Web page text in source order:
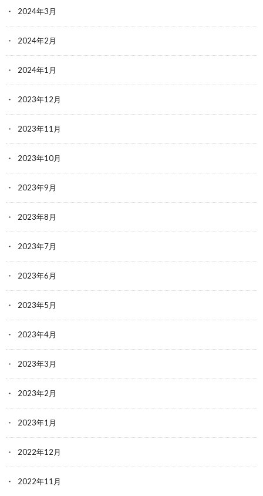
2024年3月
2024年2月
2024年1月
2023年12月
2023年11月
2023年10月
2023年9月
2023年8月
2023年7月
2023年6月
2023年5月
2023年4月
2023年3月
2023年2月
2023年1月
2022年12月
2022年11月